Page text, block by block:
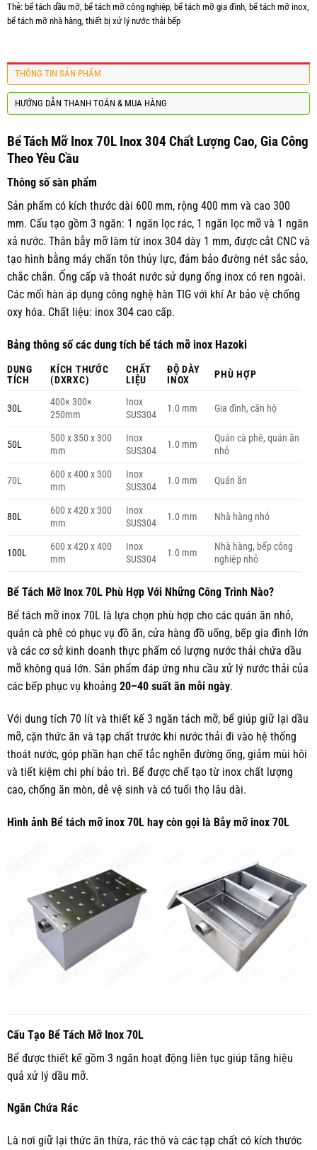
Thẻ: bể tách dầu mỡ bể tách mỡ công nghiệp bể tách mỡ gia đình bể tách mỡ inox
bể tách mỡ nhà hàng thiết bị xử lý nước thải bếp
THÔNG TIN SẢN PHẨM
HƯỚNG DẪN THANH TOÁN & MUA HÀNG
Bể Tách Mỡ Inox 70L Inox 304 Chất Lượng Cao, Gia Công
Theo Yêu Cầu
Thông số sàn phẩm
Sản phẩm có kích thước dài 600 mm, rộng 400 mm và cao 300
mm. Cấu tạo gồm 3 ngăn: 1 ngăn lọc rác, 1 ngăn lọc mỡ và 1 ngăn
xả nước. Thân bẫy mỡ làm từ inox 304 dày 1 mm, được cắt CNC và
tạo hình bằng máy chấn tôn thủy lực, đảm bảo đường nét sắc sảo,
chắc chắn. Ống cấp và thoát nước sử dụng ống inox có ren ngoài.
Các mối hàn áp dụng công nghệ hàn TIG với khí Ar bảo vệ chống
oxy hóa. Chất liệu: inox 304 cao cấp.
Bảng thông số các dung tích bể tách mỡ inox Hazoki
DUNG
TÍCH
KÍCH THƯỚC
(DXRXC)
CHẤT
LIỆU
ĐỘ DÀY
INOX
PHÙ HỢP
30L
400× 300×
250mm
Inox
SUS304
1.0 mm Gia đình, căn hộ
50L
500 x 350 x 300
mm
Inox
SUS304
1.0 mm
Quán cà phê, quán ăn
nhỏ
70L
600 x 400 x 300
mm
Inox
SUS304
1.0 mm Quán ăn
80L
600 x 420 x 300
mm
Inox
SUS304
1.0 mm Nhà hàng nhỏ
100L
600 x 420 x 400
mm
Inox
SUS304
1.0 mm
Nhà hàng, bếp công
nghiệp nhỏ
Bể Tách Mỡ Inox 70L Phù Hợp Với Những Công Trình Nào?
Bể tách mỡ inox 70L là lựa chọn phù hợp cho các quán ăn nhỏ,
quán cà phê có phục vụ đồ ăn, cửa hàng đồ uống, bếp gia đình lớn
và các cơ sở kinh doanh thực phẩm có lượng nước thải chứa dầu
mỡ không quá lớn. Sản phẩm đáp ứng nhu cầu xử lý nước thải của
các bếp phục vụ khoảng 20–40 suất ăn mỗi ngày.
Với dung tích 70 lít và thiết kế 3 ngăn tách mỡ, bể giúp giữ lại dầu
mỡ, cặn thức ăn và tạp chất trước khi nước thải đi vào hệ thống
thoát nước, góp phần hạn chế tắc nghẽn đường ống, giảm mùi hôi
và tiết kiệm chi phí bảo trì. Bể được chế tạo từ inox chất lượng
cao, chống ăn mòn, dễ vệ sinh và có tuổi thọ lâu dài.
Hình ảnh Bể tách mỡ inox 70L hay còn gọi là Bẫy mỡ inox 70L
Cấu Tạo Bể Tách Mỡ Inox 70L
Bể được thiết kế gồm 3 ngăn hoạt động liên tục giúp tăng hiệu
quả xử lý dầu mỡ.
Ngăn Chứa Rác
Là nơi giữ lại thức ăn thừa, rác thô và các tạp chất có kích thước